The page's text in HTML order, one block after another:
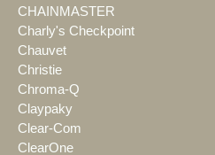
CHAINMASTER
Charly's Checkpoint
Chauvet
Christie
Chroma-Q
Claypaky
Clear-Com
ClearOne